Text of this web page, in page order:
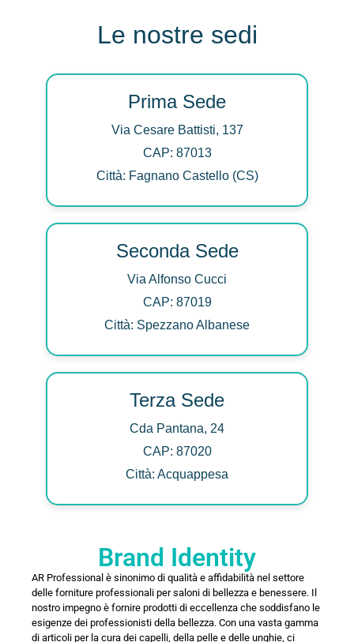
Le nostre sedi
Prima Sede
Via Cesare Battisti, 137
CAP: 87013
Città: Fagnano Castello (CS)
Seconda Sede
Via Alfonso Cucci
CAP: 87019
Città: Spezzano Albanese
Terza Sede
Cda Pantana, 24
CAP: 87020
Città: Acquappesa
Brand Identity
AR Professional è sinonimo di qualità e affidabilità nel settore
delle forniture professionali per saloni di bellezza e benessere. Il
nostro impegno è fornire prodotti di eccellenza che soddisfano le
esigenze dei professionisti della bellezza. Con una vasta gamma
di articoli per la cura dei capelli, della pelle e delle unghie, ci